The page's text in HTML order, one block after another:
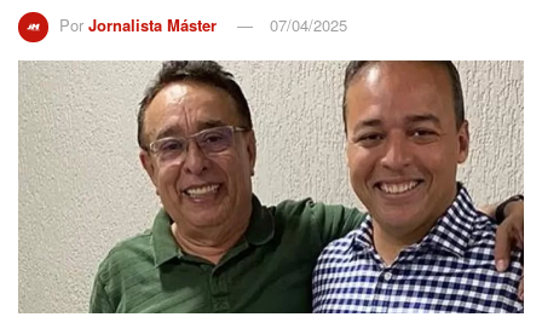
Por Jornalista Máster 07/04/2025